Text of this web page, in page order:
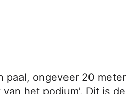
paal, ongeveer 20 meter
het podium’. Dit is de